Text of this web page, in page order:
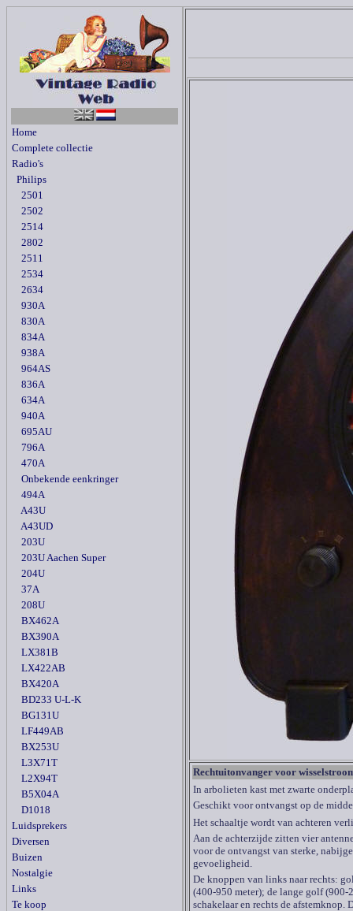
Home
Complete collectie
Radio's
Philips
2501
2502
2514
2802
2511
2534
2634
930A
830A
834A
938A
964AS
836A
634A
940A
695AU
796A
470A
Onbekende eenkringer
494A
A43U
A43UD
203U
203U Aachen Super
204U
37A
208U
BX462A
BX390A
LX381B
LX422AB
BX420A
BD233 U-L-K
BG131U
LF449AB
BX253U
L3X71T
L2X94T
B5X04A
D1018
Luidsprekers
Diversen
Buizen
Nostalgie
Links
Te koop
Rechtuitonvanger voor
In arbolieten kast met zwarte
Geschikt voor ontvangst op de
Het schaaltje wordt van achteren
Aan de achterzijde zitten vier
voor de ontvangst van sterke,
gevoeligheid.
De knoppen van links naar rechts:
(400-950 meter); de lange golf (900-
schakelaar en rechts de